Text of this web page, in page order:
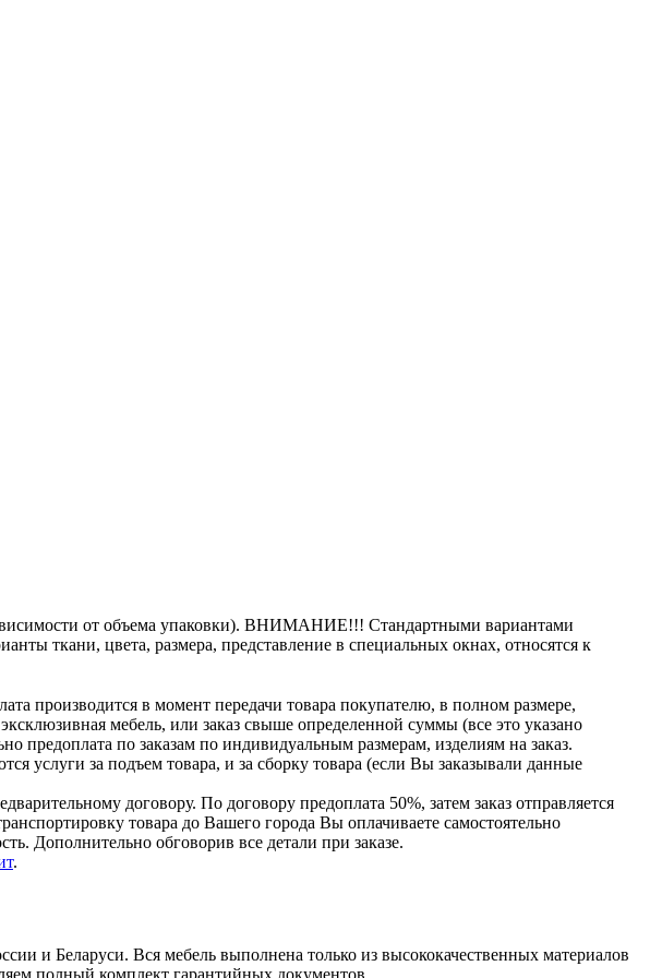
от объема упаковки). ВНИМАНИЕ!!! Стандартными вариантами
ткани, цвета, размера, представление в специальных окнах, относятся к
производится в момент передачи товара покупателю, в полном размере,
мебель, или заказ свыше определенной суммы (все это указано
предоплата по заказам по индивидуальным размерам, изделиям на заказ.
услуги за подъем товара, и за сборку товара (если Вы заказывали данные
договору. По договору предоплата 50%, затем заказ отправляется
товара до Вашего города Вы оплачиваете самостоятельно
Дополнительно обговорив все детали при заказе.
.
и Беларуси. Вся мебель выполнена только из высококачественных материалов
полный комплект гарантийных документов.